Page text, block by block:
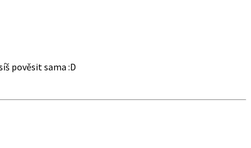
pověsit sama :D